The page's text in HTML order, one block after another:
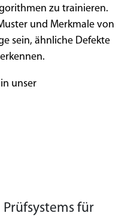
zu trainieren.
und Merkmale von
sein, ähnliche Defekte
unser
für